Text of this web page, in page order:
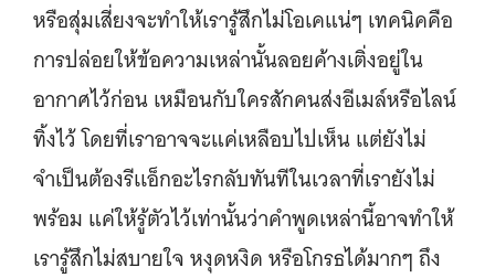
หรือสุ่มเสี่ยงจะทำให้เรารู้สึกไม่โอเคแน่ๆ เทคนิคคือ
การปล่อยให้ข้อความเหล่านั้นลอยค้างเติ่งอยู่ใน
อากาศไว้ก่อน เหมือนกับใครสักคนส่งอีเมล์หรือไลน์
ทิ้งไว้ โดยที่เราอาจจะแค่เหลือบไปเห็น แต่ยังไม่
จำเป็นต้องรีเเอ็กอะไรกลับทันทีในเวลาที่เรายังไม่
พร้อม แค่ให้รู้ตัวไว้เท่านั้นว่าคำพูดเหล่านี้อาจทำให้
เรารู้สึกไม่สบายใจ หงุดหงิด หรือโกรธได้มากๆ ถึง